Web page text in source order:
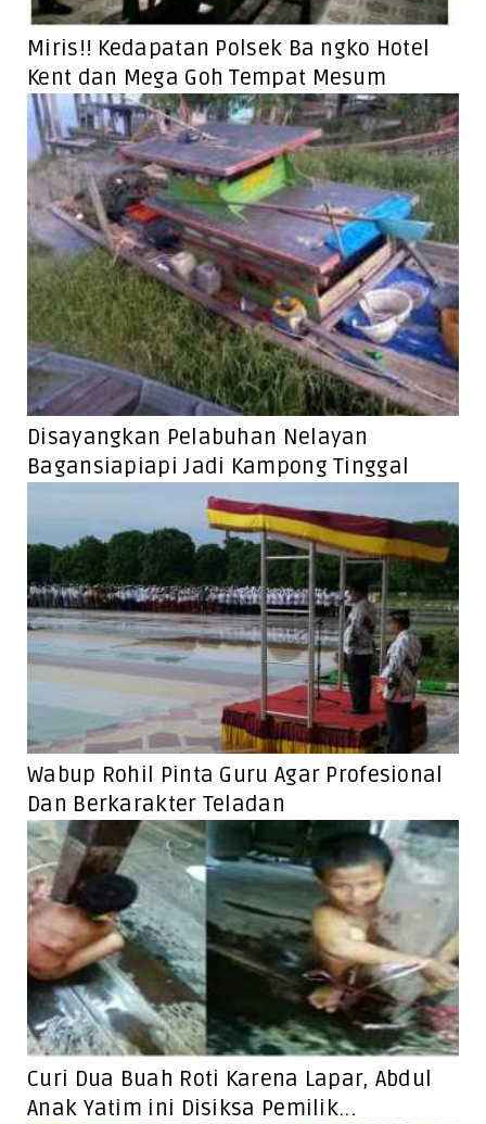
Miris!! Kedapatan Polsek Ba ngko Hotel
Kent dan Mega Goh Tempat Mesum
Disayangkan Pelabuhan Nelayan
Bagansiapiapi Jadi Kampong Tinggal
Wabup Rohil Pinta Guru Agar Profesional
Dan Berkarakter Teladan
Curi Dua Buah Roti Karena Lapar, Abdul
Anak Yatim ini Disiksa Pemilik...